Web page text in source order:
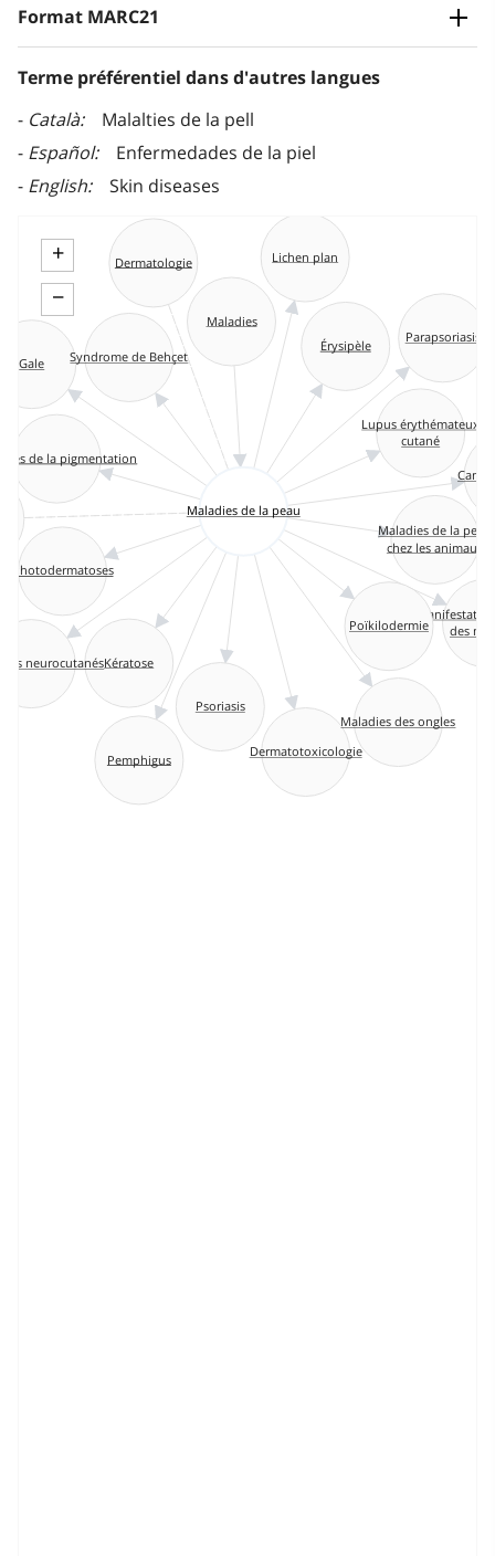
Format MARC21
Terme préférentiel dans d'autres langues
Català
Malalties de la pell
Español
Enfermedades de la piel
English
Skin diseases
+
−
Maladies
Lichen plan
Photodermatoses
de la pigmentation
Maladies de la peau
chez les animaux
Pemphigus
Dermatologie
Lupus érythémateux
cutané
Kératose
Parapsoriasis
Dermatotoxicologie
Gale
des
Psoriasis
Érysipèle
Maladies de la peau
neurocutanés
Maladies des ongles
Syndrome de Behçet
Poïkilodermie